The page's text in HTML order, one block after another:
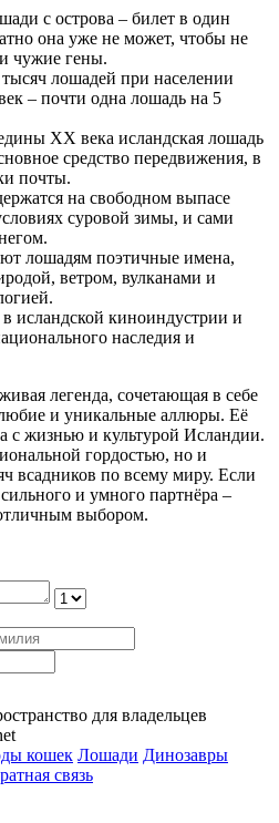
с острова – билет в один
она уже не может, чтобы не
чужие гены.
лошадей при населении
– почти одна лошадь на 5
XX века исландская лошадь
средство передвижения, в
почты.
на свободном выпасе
суровой зимы, и сами
лошадям поэтичные имена,
ветром, вулканами и
исландской киноиндустрии и
наследия и
легенда, сочетающая в себе
и уникальные аллюры. Её
с жизнью и культурой Исландии.
гордостью, но и
всадников по всему миру. Если
и умного партнёра –
выбором.
для владельцев
кошек Лошади Динозавры
связь